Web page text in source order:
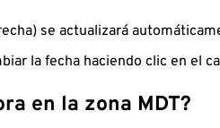
se actualizará
la fecha haciendo clic en el
en la zona MDT?